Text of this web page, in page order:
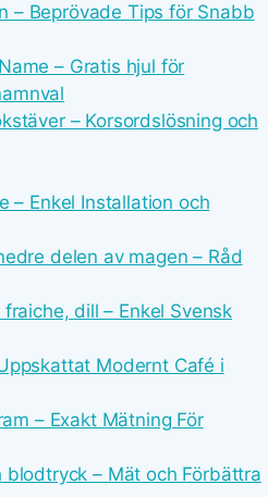
– Beprövade Tips för Snabb
– Gratis hjul för
– Korsordslösning och
– Enkel Installation och
delen av magen – Råd
dill – Enkel Svensk
Modernt Café i
– Exakt Mätning För
blodtryck – Mät och Förbättra